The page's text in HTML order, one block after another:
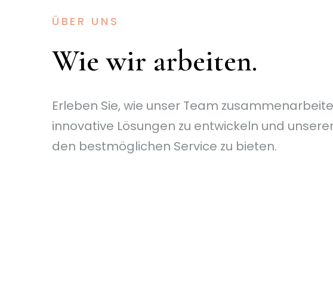
ÜBER UNS
Wie wir arbeiten.
Erleben Sie, wie unser Team
innovative Lösungen zu entwickeln und
den bestmöglichen Service zu bieten.